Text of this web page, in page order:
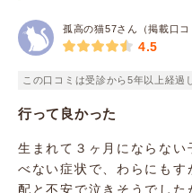
孤高の猫57さん（掲載口コ
4.5
この口コミは受診から5年以上経過
行って良かった
生まれて３ヶ月にならな
べない症状で、わらにも
配と不安で泣きそうでし